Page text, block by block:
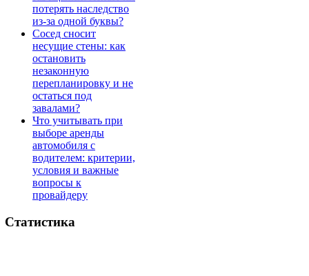
потерять наследство
из-за одной буквы?
Сосед сносит
несущие стены: как
остановить
незаконную
перепланировку и не
остаться под
завалами?
Что учитывать при
выборе аренды
автомобиля с
водителем: критерии,
условия и важные
вопросы к
провайдеру
Статистика